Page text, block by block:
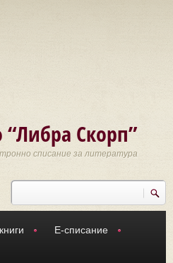
“Либра Скорп”
списание за литература
Търси
Е-списание